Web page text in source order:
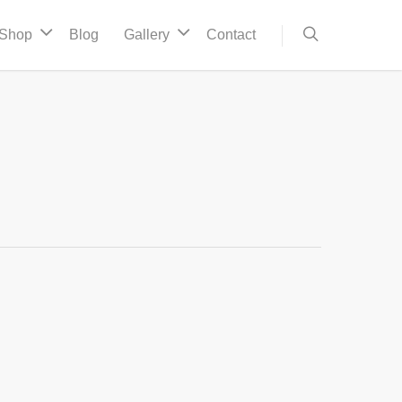
Blog Gallery Contact